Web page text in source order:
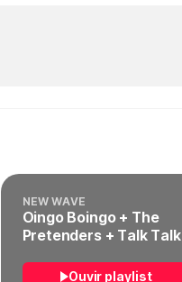
NEW WAVE
Oingo Boingo + The
Pretenders + Talk Talk
Ouvir playlist